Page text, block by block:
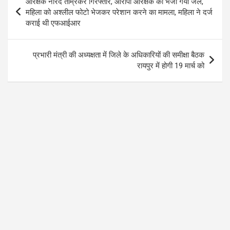
o
o
k
A
p
p
a
navigation
महिला को अश्लील फोटो भेजकर परेशान करने का मामला, महिला ने दर्ज
कराई थी एफआईआर
प्रभारी मंत्री की अध्यक्षता में जिले के अधिकारियों की समीक्षा बैठक
रायपुर में होगी 19 मार्च को